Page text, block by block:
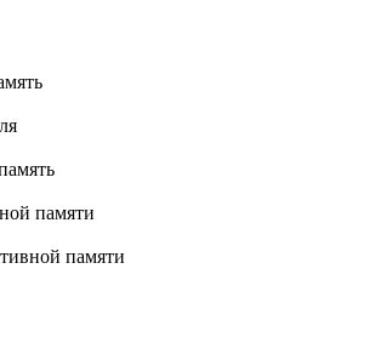
памяти
памяти